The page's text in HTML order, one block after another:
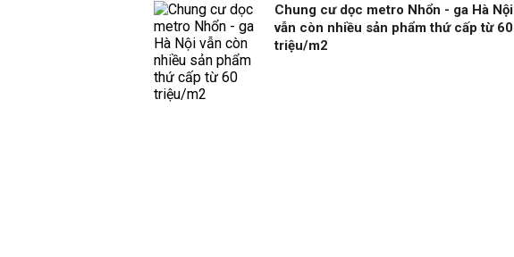
Chung cư dọc metro Nhổn - ga Hà Nội
vẫn còn nhiều sản phẩm thứ cấp từ 60
triệu/m2